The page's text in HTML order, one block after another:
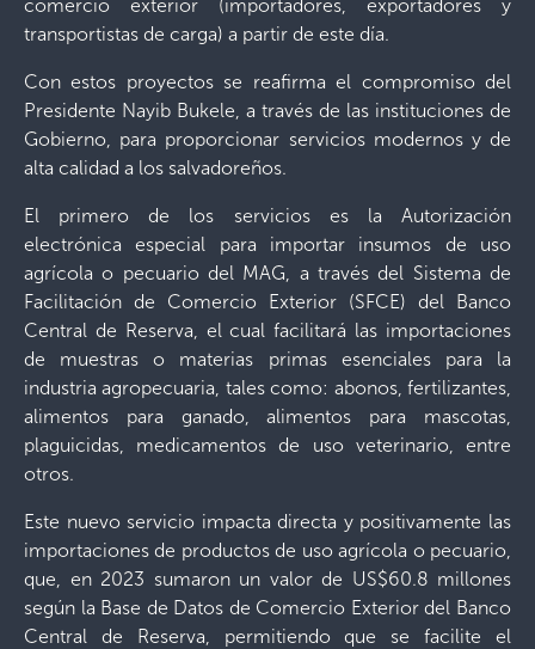
comercio exterior (importadores, exportadores y
transportistas de carga) a partir de este día.
Con estos proyectos se reafirma el compromiso del
Presidente Nayib Bukele, a través de las instituciones de
Gobierno, para proporcionar servicios modernos y de
alta calidad a los salvadoreños.
El primero de los servicios es la Autorización
electrónica especial para importar insumos de uso
agrícola o pecuario del MAG, a través del Sistema de
Facilitación de Comercio Exterior (SFCE) del Banco
Central de Reserva, el cual facilitará las importaciones
de muestras o materias primas esenciales para la
industria agropecuaria, tales como: abonos, fertilizantes,
alimentos para ganado, alimentos para mascotas,
plaguicidas, medicamentos de uso veterinario, entre
otros.
Este nuevo servicio impacta directa y positivamente las
importaciones de productos de uso agrícola o pecuario,
que, en 2023 sumaron un valor de US$60.8 millones
según la Base de Datos de Comercio Exterior del Banco
Central de Reserva, permitiendo que se facilite el